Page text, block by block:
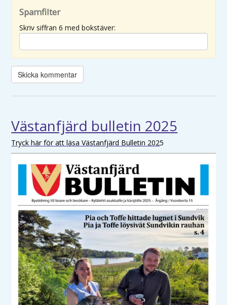
Spamfilter
Skriv siffran 6 med bokstäver:
Västanfjärd bulletin 2025
Tryck här för att läsa Västanfjärd Bulletin 2025